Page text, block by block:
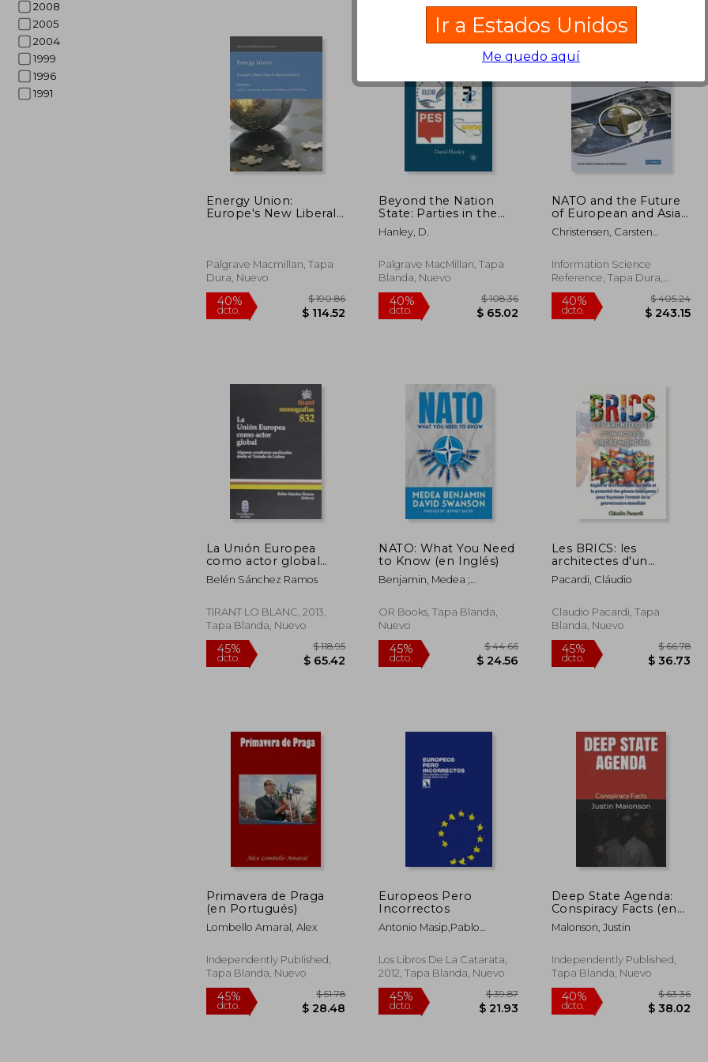
2008
2005
2004
1999
1996
1991
45%
dcto.
45%
dcto.
$ 24.45
$ 13.45
45%
Energy Union:
Europe's New Liberal
Palgrave Macmillan, Tapa
Dura, Nuevo
dcto. $ 114.52
Beyond the Nation
State: Parties in the
Era of European
Integration (en Inglés)
Hanley, D.
Palgrave MacMillan, Tapa
Blanda, Nuevo
dcto. $ 65.02
NATO and the Future
of European and Asian
Security (en Inglés)
Christensen, Carsten
Information Science
Reference, Tapa Dura,
Nuevo
La Unión Europea
como actor global
(Monografía)
Belén Sánchez Ramos
TIRANT LO BLANC, 2013,
Tapa Blanda, Nuevo
45%
dcto.
$ 118.95
$ 65.42
NATO: What You Need
to Know (en Inglés)
Benjamin, Medea ;
OR Books, Tapa Blanda,
Nuevo
45%
dcto.
$ 44.66
$ 24.56
Les BRICS: les
architectes d'un
nouvel ordre mondial:
Explorer la croissance,
des géants émergents
pour (en Francés)
Pacardi, Cláudio
Claudio Pacardi, Tapa
Blanda, Nuevo
45%
dcto.
Primavera de Praga
(en Portugués)
Lombello Amaral, Alex
Independently Published,
Tapa Blanda, Nuevo
Europeos Pero
Incorrectos
Antonio Masip,Pablo
Los Libros De La Catarata,
2012, Tapa Blanda, Nuevo
Deep State Agenda:
Conspiracy Facts (en
Inglés)
Malonson, Justin
Independently Published,
Tapa Blanda, Nuevo
Ir a Estados Unidos
Me quedo aquí